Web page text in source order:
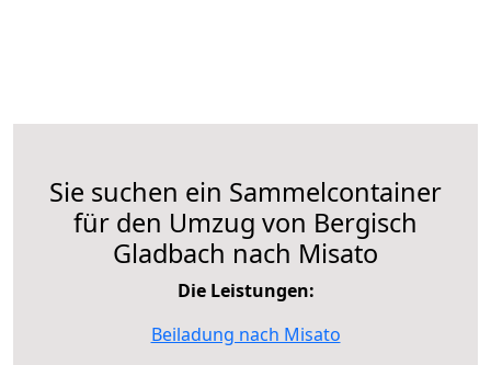
Sie suchen ein Sammelcontainer
für den Umzug von Bergisch
Gladbach nach Misato
Die Leistungen:
Beiladung nach Misato